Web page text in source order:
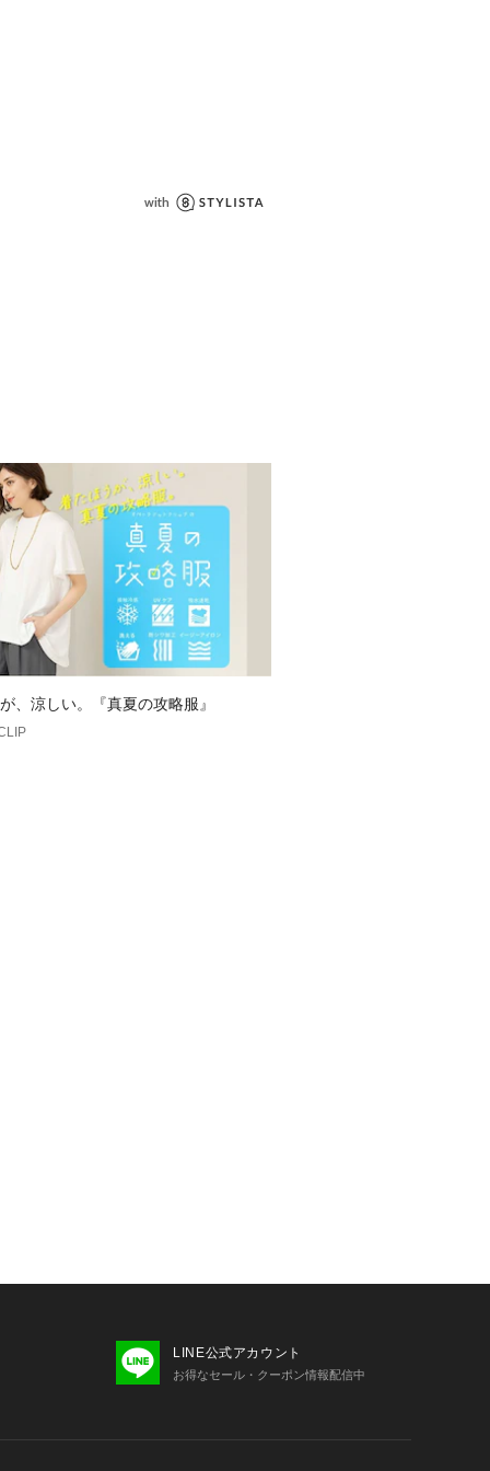
、涼しい。『真夏の攻略服』
LINE公式アカウント
お得なセール・クーポン情報配信中